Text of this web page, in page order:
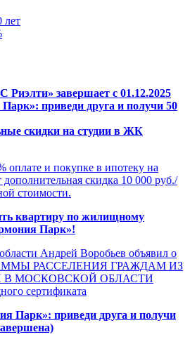
лет
завершает с 01.12.2025
приведи друга и получи 50
скидки на студии в ЖК
оплате и покупке в ипотеку на
дополнительная скидка 10 000 руб./
стоимости.
квартиру по жилищному
Парк»!
Андрей Воробьев объявил о
РАССЕЛЕНИЯ ГРАЖДАМ ИЗ
В МОСКОВСКОЙ ОБЛАСТИ
сертификата
Парк»: приведи друга и получи